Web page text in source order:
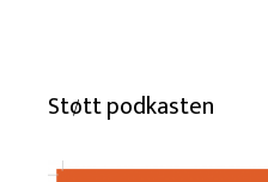
Støtt podkasten